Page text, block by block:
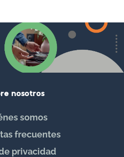
nosotros
somos
frecuentes
privacidad